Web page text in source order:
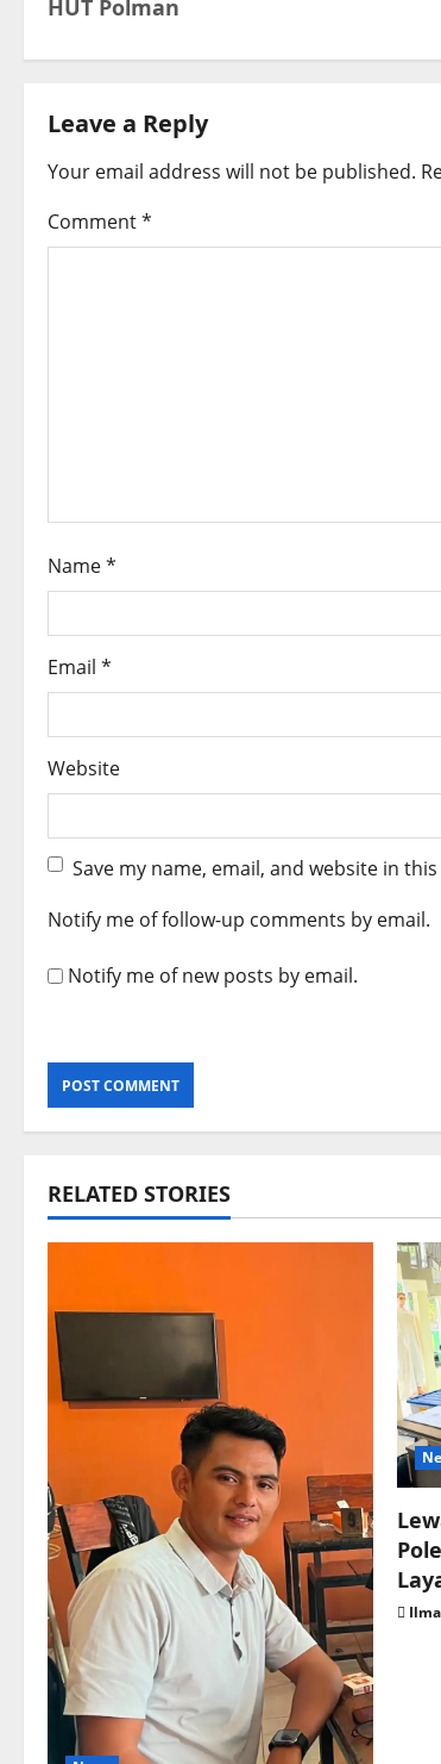
s
n
v
o
n
HUT Polman
Leave a Reply
Your email address will not be published.
Comment*
Name*
Email *
Website
Save my name, email, and website in
Notify me of follow-up comments by email.
Notify me of new posts by email.
RELATED STORIES